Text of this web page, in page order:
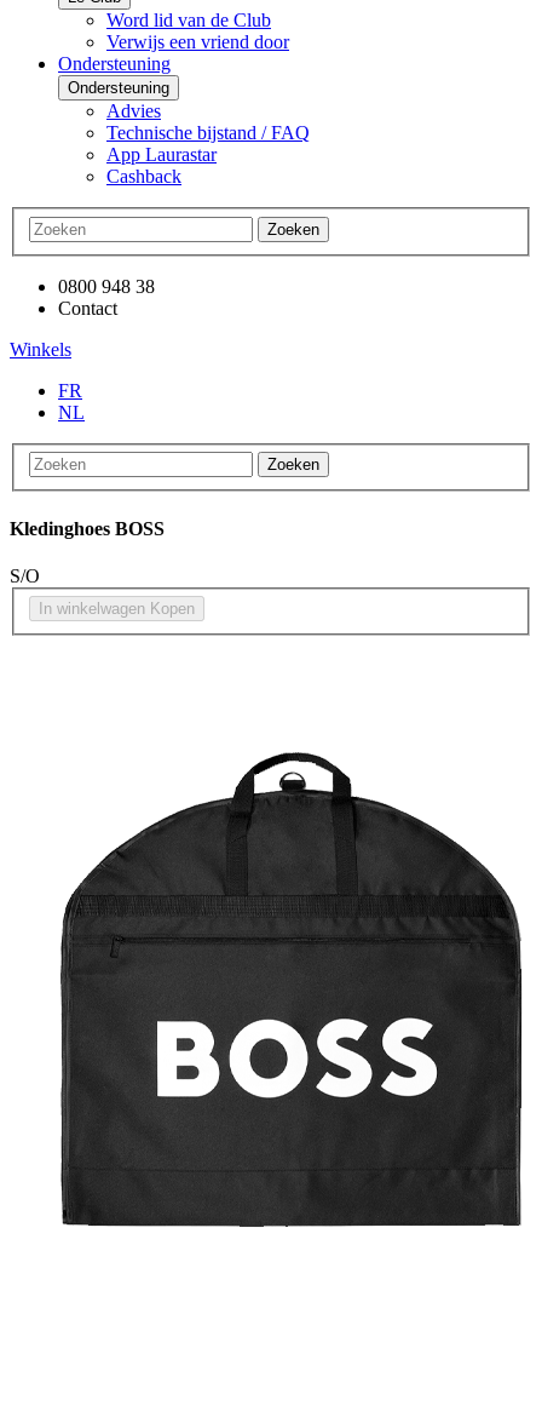
Word lid van de Club
Verwijs een vriend door
Ondersteuning
Ondersteuning
Advies
Technische bijstand / FAQ
App Laurastar
Cashback
Zoeken
0800 948 38
Contact
Winkels
FR
NL
Zoeken
Kledinghoes BOSS
S/O
In winkelwagen Kopen